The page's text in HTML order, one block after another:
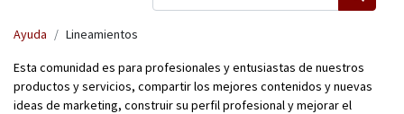
Ayuda Lineamientos
Esta comunidad es para profesionales y entusiastas de nuestros
productos y servicios, compartir los mejores contenidos y nuevas
ideas de marketing, construir su perfil profesional y mejorar el